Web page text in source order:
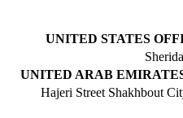
UNITED STATES
UNITED ARAB
Hajeri Street Shakhbout